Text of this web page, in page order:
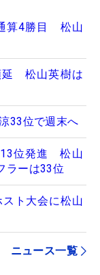
算4勝目 松山
延 松山英樹は
33位で週末へ
13位発進 松山
ラーは33位
ト大会に松山
ニュース一覧